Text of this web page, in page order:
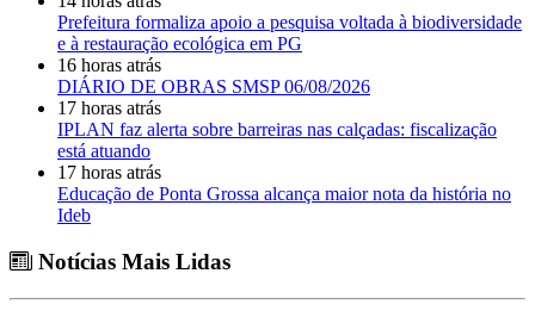
Prefeitura formaliza apoio a pesquisa voltada à biodiversidade
e à restauração ecológica em PG
16 horas atrás
DIÁRIO DE OBRAS SMSP 06/08/2026
17 horas atrás
IPLAN faz alerta sobre barreiras nas calçadas: fiscalização
está atuando
17 horas atrás
Educação de Ponta Grossa alcança maior nota da história no
Ideb
Notícias Mais Lidas